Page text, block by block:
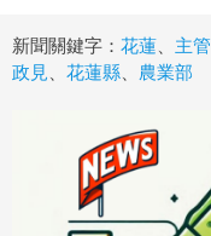
新聞關鍵字： 花蓮、 主管
政見、 花蓮縣、 農業部